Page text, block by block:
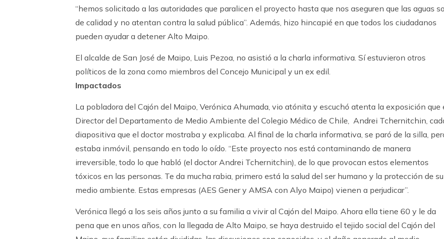
“hemos solicitado a las autoridades que paralicen el proyecto hasta que nos aseguren que las aguas
de calidad y no atentan contra la salud pública”. Además, hizo hincapié en que todos los ciudadanos
pueden ayudar a detener Alto Maipo.
El alcalde de San José de Maipo, Luis Pezoa, no asistió a la charla informativa. Sí estuvieron otros
políticos de la zona como miembros del Concejo Municipal y un ex edil.
Impactados
La pobladora del Cajón del Maipo, Verónica Ahumada, vio atónita y escuchó atenta la exposición que
Director del Departamento de Medio Ambiente del Colegio Médico de Chile, Andrei Tchernitchin,
diapositiva que el doctor mostraba y explicaba. Al final de la charla informativa, se paró de la silla,
estaba inmóvil, pensando en todo lo oído. “Este proyecto nos está contaminando de manera
irreversible, todo lo que habló (el doctor Andrei Tchernitchin), de lo que provocan estos elementos
tóxicos en las personas. Te da mucha rabia, primero está la salud del ser humano y la protección de su
medio ambiente. Estas empresas (AES Gener y AMSA con Alyo Maipo) vienen a perjudicar”.
Verónica llegó a los seis años junto a su familia a vivir al Cajón del Maipo. Ahora ella tiene 60 y le da
pena que en unos años, con la llegada de Alto Maipo, se haya destruido el tejido social del Cajón del